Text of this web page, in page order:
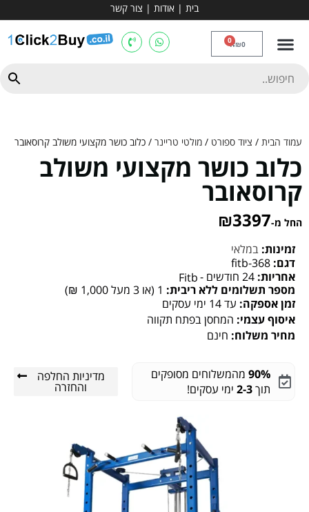
בית | אודות | צור קשר
₪0
0
עמוד הבית / ציוד ספורט / מולטי טריינר / כלוב כושר מקצועי משולב קרוסאובר
כלוב כושר מקצועי משולב
קרוסאובר
החל מ- ₪3397
זמינות: במלאי
דגם: fitb-368
אחריות: 24 חודשים -
Fitb
מספר תשלומים ללא ריבית: 1 (או 3 מעל 1,000 ₪)
זמן אספקה: עד 14 ימי עסקים
איסוף עצמי: המחסן בפתח תקווה
מחיר משלוח: חינם
90% מהמשלוחים מסופקים
תוך2-3 ימי עסקים!
מדיניות החלפה
והחזרה